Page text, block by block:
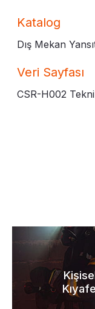
Katalog
Dış Mekan
Veri Sayfası
CSR-H002